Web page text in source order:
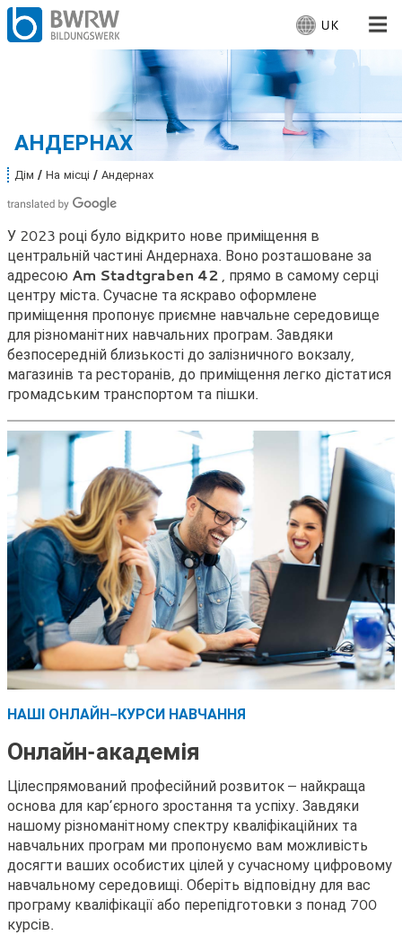
В
и
б
е
р
і
в
у
:
UK
АНДЕРНАХ
Для компаній
Від нас
Місцезнаходження: Андернах
Працює
В
т
:
Дім На місці Андернах
У 2023 році було відкрито нове приміщення в
центральній частині Андернаха. Воно розташоване за
адресою Am Stadtgraben 42 , прямо в самому серці
центру міста. Сучасне та яскраво оформлене
приміщення пропонує приємне навчальне середовище
для різноманітних навчальних програм. Завдяки
безпосередній близькості до залізничного вокзалу,
магазинів та ресторанів, до приміщення легко дістатися
громадським транспортом та пішки.
НАШІ ОНЛАЙН-КУРСИ НАВЧАННЯ
Онлайн-академія
Цілеспрямований професійний розвиток – найкраща
основа для кар’єрного зростання та успіху. Завдяки
нашому різноманітному спектру кваліфікаційних та
навчальних програм ми пропонуємо вам можливість
досягти ваших особистих цілей у сучасному цифровому
навчальному середовищі. Оберіть відповідну для вас
програму кваліфікації або перепідготовки з понад 700
курсів.